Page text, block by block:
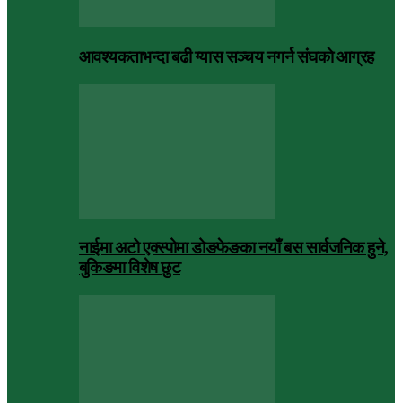
आवश्यकताभन्दा बढी ग्यास सञ्चय नगर्न संघकाे आग्रह
नाईमा अटो एक्स्पोमा डोङफेङका नयाँ बस सार्वजनिक हुने,
बुकिङमा विशेष छुट